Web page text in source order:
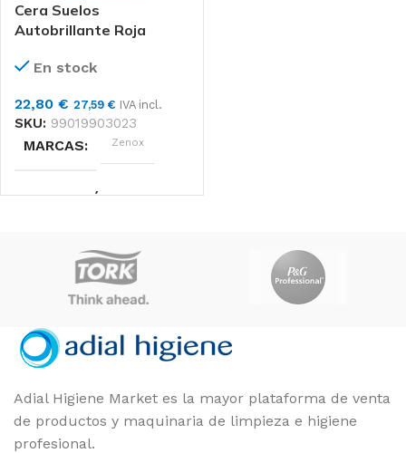
Cera Suelos
Autobrillante Roja
En stock
22,80 € 27,59 € IVA incl.
SKU: 99019903023
MARCAS Zenox
APLICACIÓN
FORMATO
Adial Higiene Market es la mayor plataforma de venta
de productos y maquinaria de limpieza e higiene
profesional.